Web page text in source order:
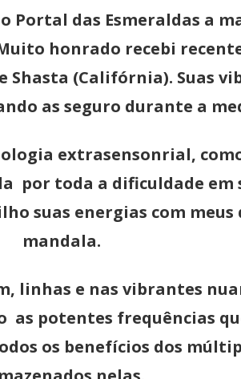
das Esmeraldas a
honrado recebi
(Califórnia). Suas
as seguro durante a
extrasensonrial,
por toda a dificuldade
suas energias com
mandala.
linhas e nas vibrantes
as potentes frequências
os benefícios dos